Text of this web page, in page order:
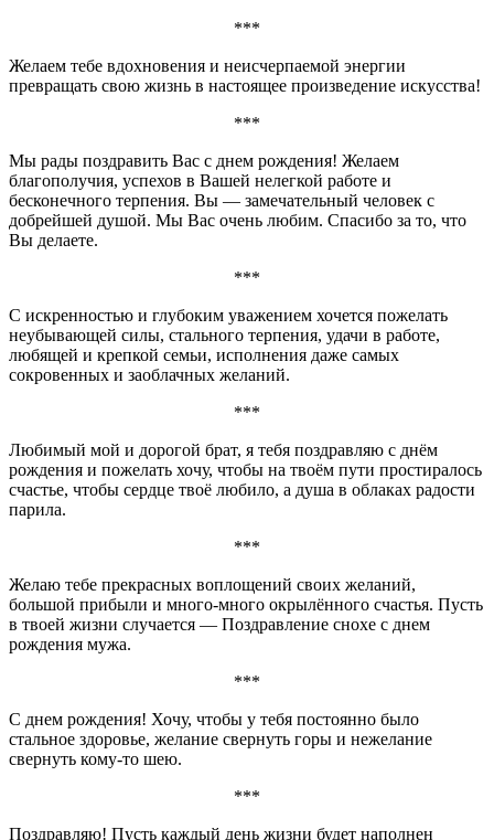
***
Желаем тебе вдохновения и неисчерпаемой энергии
превращать свою жизнь в настоящее произведение искусства!
***
Мы рады поздравить Вас с днем рождения! Желаем
благополучия, успехов в Вашей нелегкой работе и
бесконечного терпения. Вы — замечательный человек с
добрейшей душой. Мы Вас очень любим. Спасибо за то, что
Вы делаете.
***
С искренностью и глубоким уважением хочется пожелать
неубывающей силы, стального терпения, удачи в работе,
любящей и крепкой семьи, исполнения даже самых
сокровенных и заоблачных желаний.
***
Любимый мой и дорогой брат, я тебя поздравляю с днём
рождения и пожелать хочу, чтобы на твоём пути простиралось
счастье, чтобы сердце твоё любило, а душа в облаках радости
парила.
***
Желаю тебе прекрасных воплощений своих желаний,
большой прибыли и много-много окрылённого счастья. Пусть
в твоей жизни случается — Поздравление снохе с днем
рождения мужа.
***
С днем рождения! Хочу, чтобы у тебя постоянно было
стальное здоровье, желание свернуть горы и нежелание
свернуть кому-то шею.
***
Поздравляю! Пусть каждый день жизни будет наполнен